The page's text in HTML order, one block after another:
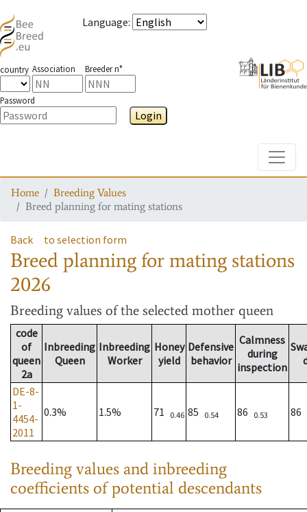
Language:
country Association Breeder n°
Password
Login
Home
Breeding Values
Breed planning for mating stations
Back to selection form
Breed planning for mating stations
2026
Breeding values of the selected mother queen
code
of
queen
2a
Inbreeding
Queen
Inbreeding
Worker
Honey
yield
Defensive
behavior
Calmness
during
inspection
DE-8-
1-
4454-
2011
0.3% 1.5% 71 0.46 85 0.54 86 0.53 86
Breeding values and inbreeding
coefficients of potential descendants